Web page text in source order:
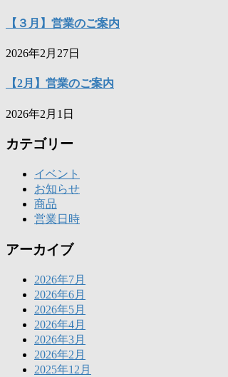
【３月】営業のご案内
2026年2月27日
【2月】営業のご案内
2026年2月1日
カテゴリー
イベント
お知らせ
商品
営業日時
アーカイブ
2026年7月
2026年6月
2026年5月
2026年4月
2026年3月
2026年2月
2025年12月